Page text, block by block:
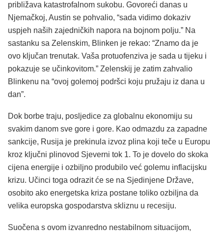
približava katastrofalnom sukobu. Govoreći danas u
Njemačkoj, Austin se pohvalio, “sada vidimo dokaziv
uspjeh naših zajedničkih napora na bojnom polju.” Na
sastanku sa Zelenskim, Blinken je rekao: “Znamo da je
ovo ključan trenutak. Vaša protuofenziva je sada u tijeku i
pokazuje se učinkovitom.” Zelenskij je zatim zahvalio
Blinkenu na “ovoj golemoj podršci koju pružaju iz dana u
dan”.
Dok borbe traju, posljedice za globalnu ekonomiju su
svakim danom sve gore i gore. Kao odmazdu za zapadne
sankcije, Rusija je prekinula izvoz plina koji teče u Europu
kroz ključni plinovod Sjeverni tok 1. To je dovelo do skoka
cijena energije i ozbiljno produbilo već golemu inflacijsku
krizu. Učinci toga odrazit će se na Sjedinjene Države,
osobito ako energetska kriza postane toliko ozbiljna da
velika europska gospodarstva skliznu u recesiju.
Suočena s ovom izvanredno nestabilnom situacijom,